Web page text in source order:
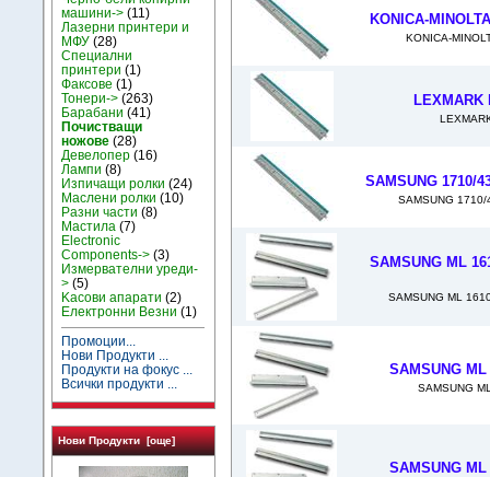
машини-> (11)
Лазерни принтери и
МФУ (28)
Специални
принтери (1)
Факсове (1)
Тонери-> (263)
Барабани (41)
Почистващи
ножове (28)
Девелопер (16)
Лампи (8)
Изпичащи ролки (24)
Маслени ролки (10)
Разни части (8)
Мастила (7)
Electronic
Components-> (3)
Измервателни уреди-
> (5)
Kасови апарати (2)
Електронни Везни (1)
Промоции...
Нови Продукти ...
Продукти на фокус ...
Всички продукти ...
Нови Продукти [още]
KONICA-
KONICA-
SAMSUNG 1710/
SAMSUNG
SAMSUNG ML
SAMSUNG ML
SAMSUNG
SAMSUNG
SAMSUNG